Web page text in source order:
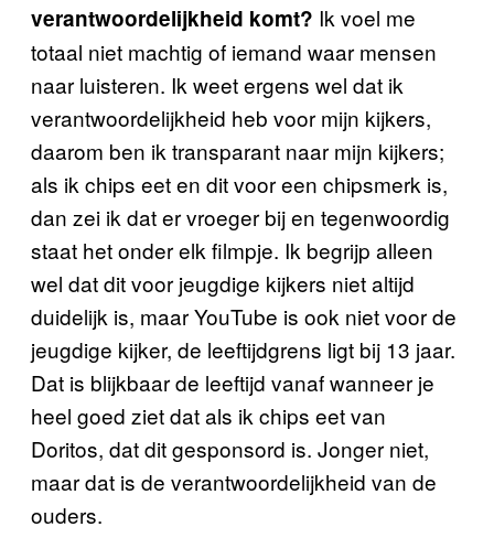
verantwoordelijkheid komt? Ik voel me
totaal niet machtig of iemand waar mensen
naar luisteren. Ik weet ergens wel dat ik
verantwoordelijkheid heb voor mijn kijkers,
daarom ben ik transparant naar mijn kijkers;
als ik chips eet en dit voor een chipsmerk is,
dan zei ik dat er vroeger bij en tegenwoordig
staat het onder elk filmpje. Ik begrijp alleen
wel dat dit voor jeugdige kijkers niet altijd
duidelijk is, maar YouTube is ook niet voor de
jeugdige kijker, de leeftijdgrens ligt bij 13 jaar.
Dat is blijkbaar de leeftijd vanaf wanneer je
heel goed ziet dat als ik chips eet van
Doritos, dat dit gesponsord is. Jonger niet,
maar dat is de verantwoordelijkheid van de
ouders.